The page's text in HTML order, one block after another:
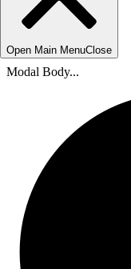
Open Main MenuClose
Modal Body...